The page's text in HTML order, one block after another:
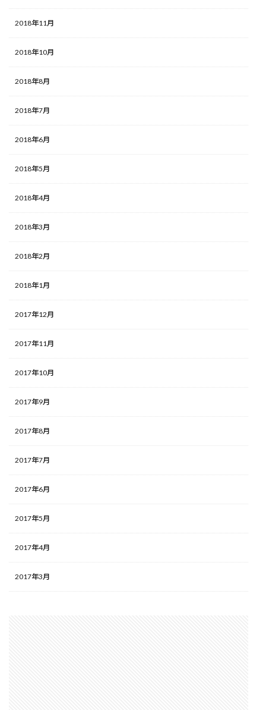
2018年11月
2018年10月
2018年8月
2018年7月
2018年6月
2018年5月
2018年4月
2018年3月
2018年2月
2018年1月
2017年12月
2017年11月
2017年10月
2017年9月
2017年8月
2017年7月
2017年6月
2017年5月
2017年4月
2017年3月